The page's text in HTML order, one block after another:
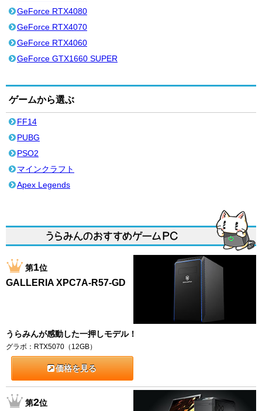
GeForce RTX4080
GeForce RTX4070
GeForce RTX4060
GeForce GTX1660 SUPER
ゲームから選ぶ
FF14
PUBG
PSO2
マインクラフト
Apex Legends
第1位
GALLERIA XPC7A-R57-GD
うらみんが感動した一押しモデル！
グラボ：RTX5070（12GB）
価格を見る
第2位